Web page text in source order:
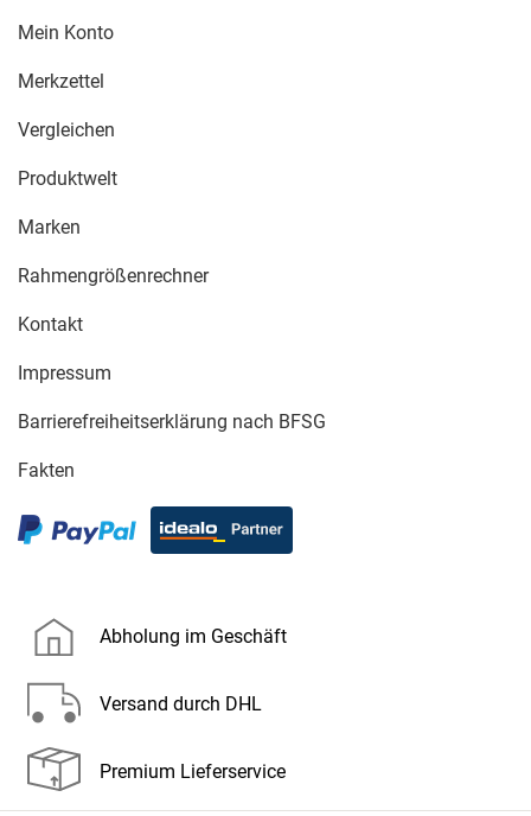
Mein Konto
Merkzettel
Vergleichen
Produktwelt
Marken
Rahmengrößenrechner
Kontakt
Impressum
Barrierefreiheitserklärung nach BFSG
Fakten
Abholung im Geschäft
Versand durch DHL
Premium Lieferservice